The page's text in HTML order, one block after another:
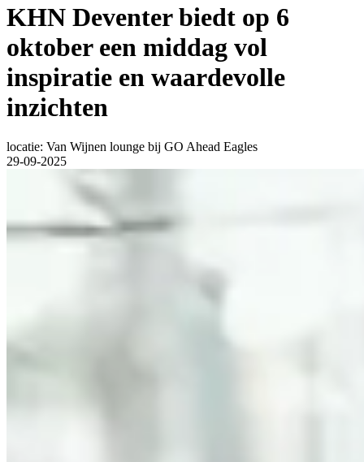
KHN Deventer biedt op 6
oktober een middag vol
inspiratie en waardevolle
inzichten
locatie: Van Wijnen lounge bij GO Ahead Eagles
29-09-2025